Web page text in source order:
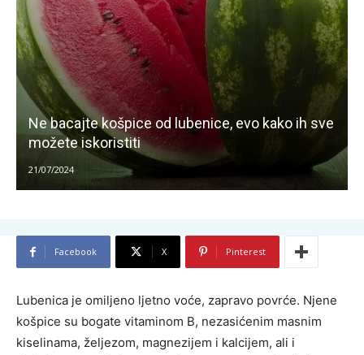
Ne bacajte košpice od lubenice, evo kako ih sve
možete iskoristiti
21/07/2024
Facebook X Pinterest
Lubenica je omiljeno ljetno voće, zapravo povrće. Njene
košpice su bogate vitaminom B, nezasićenim masnim
kiselinama, željezom, magnezijem i kalcijem, ali i